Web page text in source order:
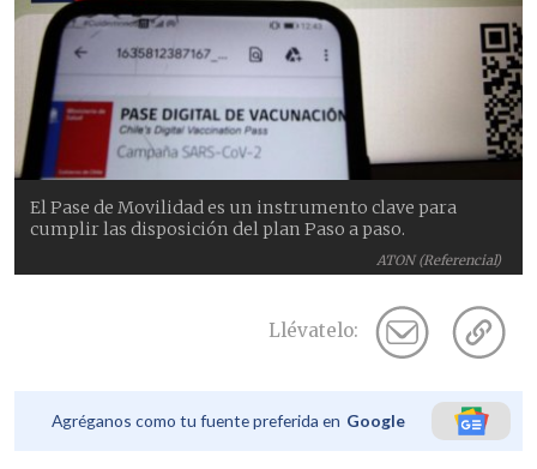
ATON (Referencial)
El Pase de Movilidad es un instrumento clave para
cumplir las disposición del plan Paso a paso.
Llévatelo:
Agréganos como tu fuente preferida en Google